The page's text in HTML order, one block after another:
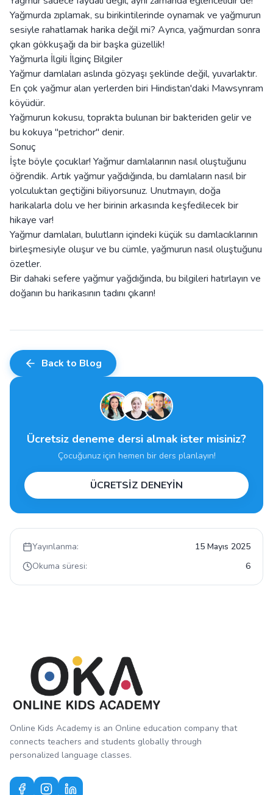
Yağmurda zıplamak, su birikintilerinde oynamak ve yağmurun
sesiyle rahatlamak harika değil mi? Ayrıca, yağmurdan sonra
çıkan gökkuşağı da bir başka güzellik!
Yağmurla İlgili İlginç Bilgiler
Yağmur damlaları aslında gözyaşı şeklinde değil, yuvarlaktır.
En çok yağmur alan yerlerden biri Hindistan'daki Mawsynram
köyüdür.
Yağmurun kokusu, toprakta bulunan bir bakteriden gelir ve
bu kokuya "petrichor" denir.
Sonuç
İşte böyle çocuklar! Yağmur damlalarının nasıl oluştuğunu
öğrendik. Artık yağmur yağdığında, bu damlaların nasıl bir
yolculuktan geçtiğini biliyorsunuz. Unutmayın, doğa
harikalarla dolu ve her birinin arkasında keşfedilecek bir
hikaye var!
Yağmur damlaları, bulutların içindeki küçük su damlacıklarının
birleşmesiyle oluşur ve bu cümle, yağmurun nasıl oluştuğunu
özetler.
Bir dahaki sefere yağmur yağdığında, bu bilgileri hatırlayın ve
doğanın bu harikasının tadını çıkarın!
Back to Blog
Ücretsiz deneme dersi almak ister misiniz?
Çocuğunuz için hemen bir ders planlayın!
ÜCRETSİZ DENEYİN
Yayınlanma:
15 Mayıs 2025
Okuma süresi:
6
Online Kids Academy is an Online education company that
connects teachers and students globally through
personalized language classes.